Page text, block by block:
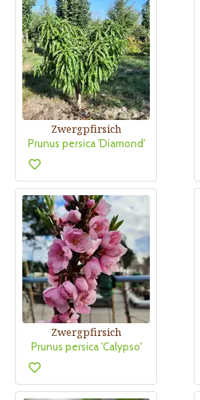
Zwergpfirsich
Prunus persica 'Diamond'
Zwergpfirsich
Prunus persica 'Calypso'